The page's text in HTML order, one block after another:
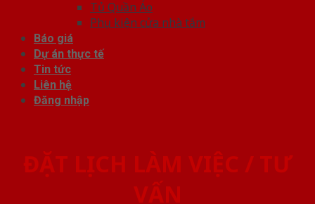
Tủ Quần Áo
Phụ kiện cửa nhà tắm
Báo giá
Dự án thực tế
Tin tức
Liên hệ
Đăng nhập
ĐẶT LỊCH LÀM VIỆC / TƯ
VẤN